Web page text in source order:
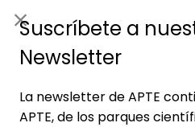
Suscríbete a
Newsletter
La newsletter de APTE
APTE, de los parques